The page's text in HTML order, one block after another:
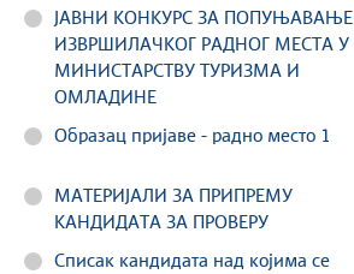
ЈАВНИ КОНКУРС ЗА ПОПУЊАВАЊЕ
ИЗВРШИЛАЧКОГ РАДНОГ МЕСТА У
МИНИСТАРСТВУ ТУРИЗМА И
ОМЛАДИНЕ
Образац пријаве - радно место 1
МАТЕРИЈАЛИ ЗА ПРИПРЕМУ
КАНДИДАТА ЗА ПРОВЕРУ
Списак кандидата над којима се